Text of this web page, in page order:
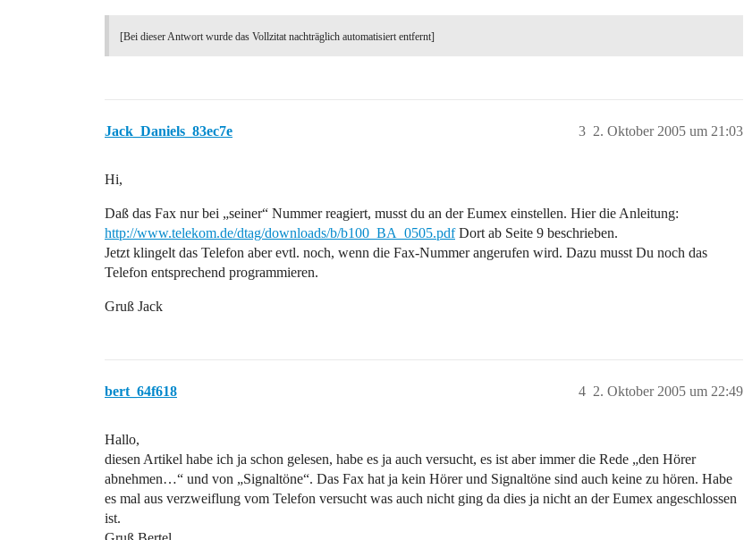
[Bei dieser Antwort wurde das Vollzitat nachträglich automatisiert entfernt]
Jack_Daniels_83ec7e 2. Oktober 2005 um 21:03
3
Hi,
Daß das Fax nur bei „seiner“ Nummer reagiert, musst du an der Eumex einstellen. Hier die Anleitung:
http://www.telekom.de/dtag/downloads/b/b100_BA_0505.pdfDort ab Seite 9 beschrieben.
Jetzt klingelt das Telefon aber evtl. noch, wenn die Fax-Nummer angerufen wird. Dazu musst Du noch das
Telefon entsprechend programmieren.
Gruß Jack
bert_64f618 2. Oktober 2005 um 22:49
4
Hallo,
diesen Artikel habe ich ja schon gelesen, habe es ja auch versucht, es ist aber immer die Rede „den Hörer
abnehmen…“ und von „Signaltöne“. Das Fax hat ja kein Hörer und Signaltöne sind auch keine zu hören. Habe
es mal aus verzweiflung vom Telefon versucht was auch nicht ging da dies ja nicht an der Eumex angeschlossen
ist.